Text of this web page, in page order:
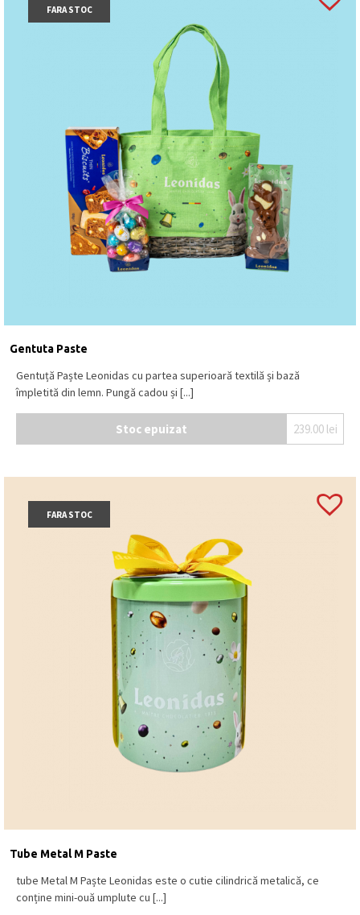
FARA STOC
Gentuta Paste
Gentuță Paște Leonidas cu partea superioară textilă și bază
împletită din lemn. Pungă cadou și [...]
Stoc epuizat 239.00 lei
FARA STOC
Tube Metal M Paste
tube Metal M Paște Leonidas este o cutie cilindrică metalică, ce
conține mini-ouă umplute cu [...]